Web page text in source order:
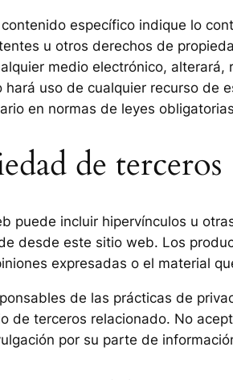
específico indique lo
u otros derechos de
medio electrónico,
hará uso de cualquier recurso de
en normas de leyes
de terceros
puede incluir hipervínculos u
desde este sitio web. Los
expresadas o el material
de las prácticas de
de terceros relacionado. No
por su parte de